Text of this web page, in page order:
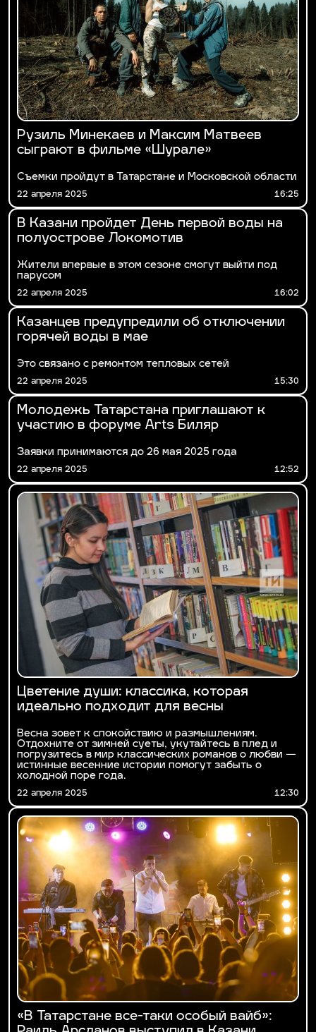
Рузиль Минекаев и Максим Матвеев
сыграют в фильме «Шурале»
Съемки пройдут в Татарстане и Московской области
22 апреля 2025 16:25
В Казани пройдет День первой воды на
полуострове Локомотив
Жители впервые в этом сезоне смогут выйти под
парусом
22 апреля 2025 16:02
Казанцев предупредили об отключении
горячей воды в мае
Это связано с ремонтом тепловых сетей
22 апреля 2025 15:30
Молодежь Татарстана приглашают к
участию в форуме Arts Биляр
Заявки принимаются до 26 мая 2025 года
22 апреля 2025 12:52
Цветение души: классика, которая
идеально подходит для весны
Весна зовет к спокойствию и размышлениям.
Отдохните от зимней суеты, укутайтесь в плед и
погрузитесь в мир классических романов о любви —
истинные весенние истории помогут забыть о
холодной поре года.
22 апреля 2025 12:30
«В Татарстане все-таки особый вайб»: